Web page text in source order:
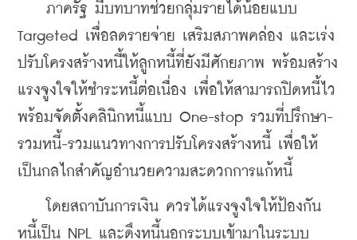
ภาครัฐ มีบทบาทช่วยกลุ่มรายได้น้อยแบบ
Targeted เพื่อลดรายจ่าย เสริมสภาพคล่อง และเร่ง
ปรับโครงสร้างหนี้ให้ลูกหนี้ที่ยังมีศักยภาพ พร้อมสร้าง
แรงจูงใจให้ชำระหนี้ต่อเนื่อง เพื่อให้สามารถปิดหนี้ไว
พร้อมจัดตั้งคลินิกหนี้แบบ One-stop รวมที่ปรึกษา-
รวมหนี้-รวมแนวทางการปรับโครงสร้างหนี้ เพื่อให้
เป็นกลไกสำคัญอำนวยความสะดวกการแก้หนี้
โดยสถาบันการเงิน ควรได้แรงจูงใจให้ป้องกัน
หนี้เป็น NPL และดึงหนี้นอกระบบเข้ามาในระบบ